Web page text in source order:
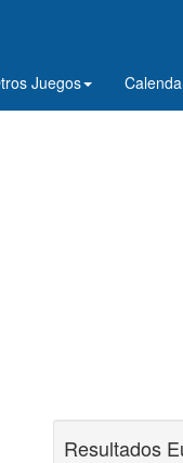
Juegos
Resultados